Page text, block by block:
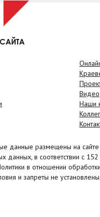
Видео
Наши
данные размещены на сайте
данных, в соответствии с
в отношении
и запреты не установлены.